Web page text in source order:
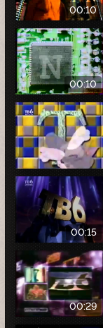
00:10
00:10
00:15
00:29